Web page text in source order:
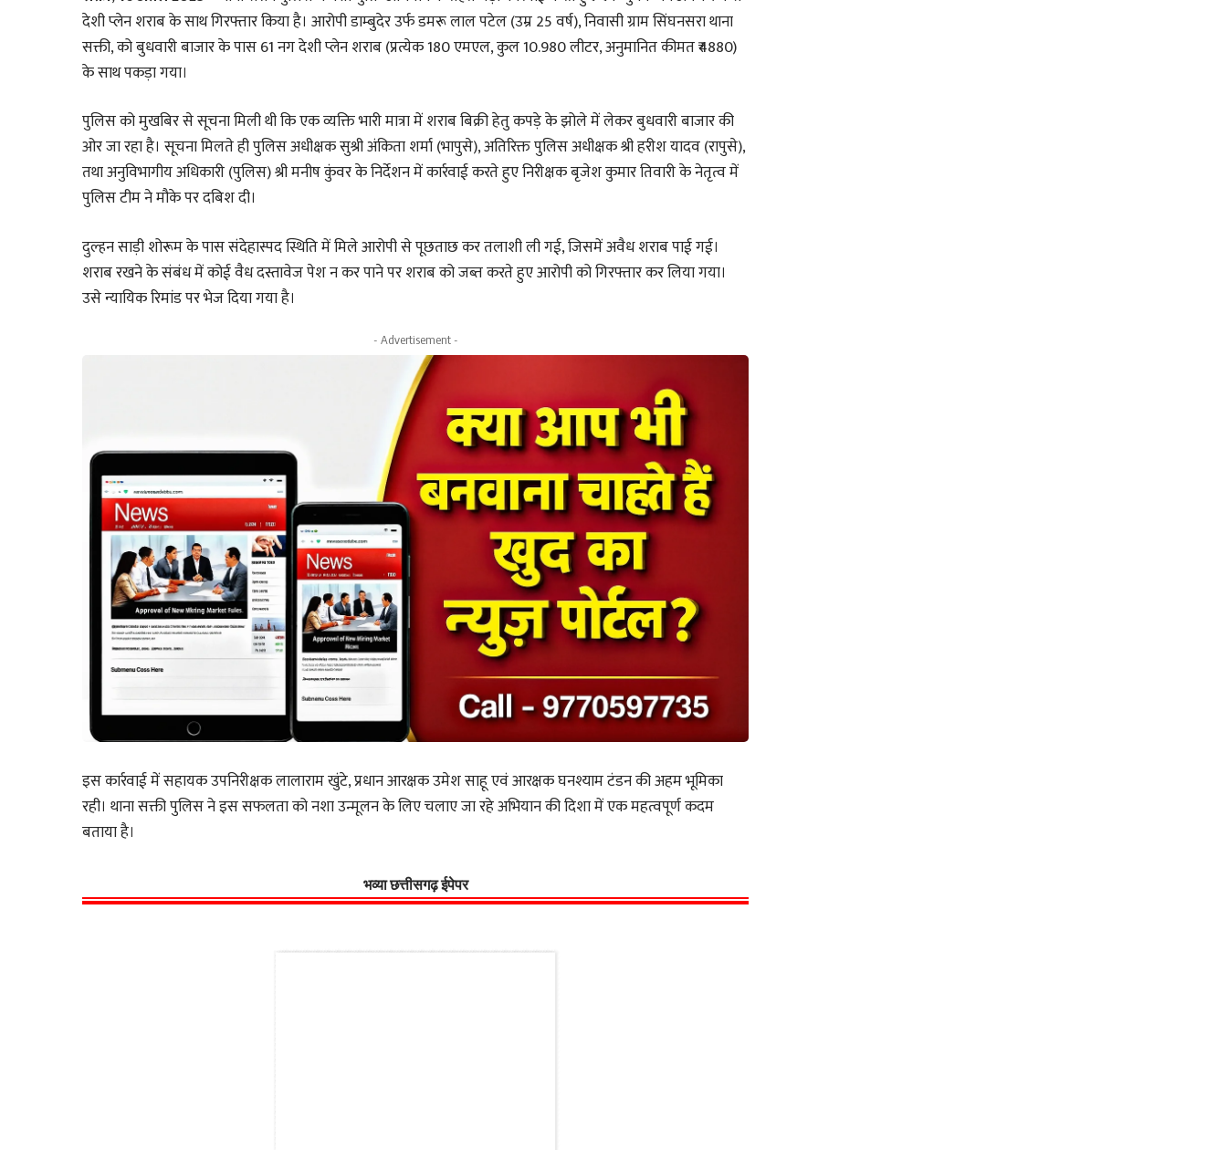
देशी प्लेन शराब के साथ गिरफ्तार किया है। आरोपी डाम्बुदेर उर्फ डमरू लाल पटेल (उम्र 25 वर्ष), निवासी ग्राम सिंघनसरा थाना
सक्ती, को बुधवारी बाजार के पास 61 नग देशी प्लेन शराब (प्रत्येक 180 एमएल, कुल 10.980 लीटर, अनुमानित कीमत ₹4880)
के साथ पकड़ा गया।
पुलिस को मुखबिर से सूचना मिली थी कि एक व्यक्ति भारी मात्रा में शराब बिक्री हेतु कपड़े के झोले में लेकर बुधवारी बाजार की
ओर जा रहा है। सूचना मिलते ही पुलिस अधीक्षक सुश्री अंकिता शर्मा (भापुसे), अतिरिक्त पुलिस अधीक्षक श्री हरीश यादव (रापुसे),
तथा अनुविभागीय अधिकारी (पुलिस) श्री मनीष कुंवर के निर्देशन में कार्रवाई करते हुए निरीक्षक बृजेश कुमार तिवारी के नेतृत्व में
पुलिस टीम ने मौके पर दबिश दी।
दुल्हन साड़ी शोरूम के पास संदेहास्पद स्थिति में मिले आरोपी से पूछताछ कर तलाशी ली गई, जिसमें अवैध शराब पाई गई।
शराब रखने के संबंध में कोई वैध दस्तावेज पेश न कर पाने पर शराब को जब्त करते हुए आरोपी को गिरफ्तार कर लिया गया।
उसे न्यायिक रिमांड पर भेज दिया गया है।
- Advertisement -
इस कार्रवाई में सहायक उपनिरीक्षक लालाराम खुंटे, प्रधान आरक्षक उमेश साहू एवं आरक्षक घनश्याम टंडन की अहम भूमिका
रही। थाना सक्ती पुलिस ने इस सफलता को नशा उन्मूलन के लिए चलाए जा रहे अभियान की दिशा में एक महत्वपूर्ण कदम
बताया है।
भव्या छत्तीसगढ़ ईपेपर